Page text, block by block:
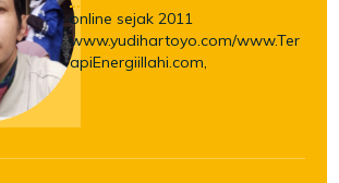
online sejak 2011
www.yudihartoyo.com/www.Ter
apiEnergiillahi.com,